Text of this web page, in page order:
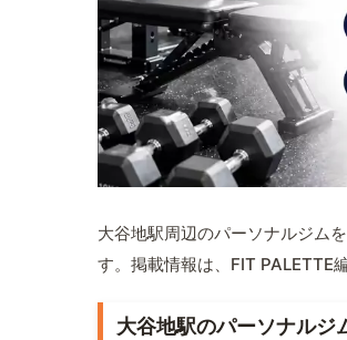
大谷地駅周辺のパーソナルジム
す。掲載情報は、FIT PALETTE
大谷地駅のパーソナルジ